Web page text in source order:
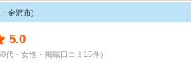
金沢市)
5.0
代・女性・掲載口コミ15件）